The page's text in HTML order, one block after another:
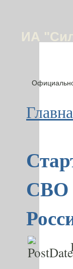
ИА
СВО